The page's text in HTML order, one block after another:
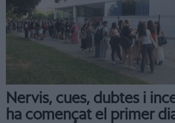
Nervis, cues, dubtes i
ha començat el primer